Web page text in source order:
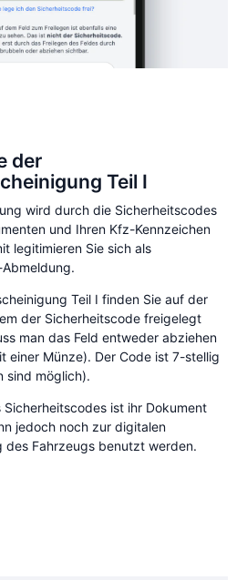
der
Teil I
wird durch die Sicherheitscodes
und Ihren Kfz-Kennzeichen
legitimieren Sie sich als
Teil I finden Sie auf der
der Sicherheitscode freigelegt
man das Feld entweder abziehen
einer Münze). Der Code ist 7-stellig
sind möglich).
ist ihr Dokument
jedoch noch zur digitalen
des Fahrzeugs benutzt werden.